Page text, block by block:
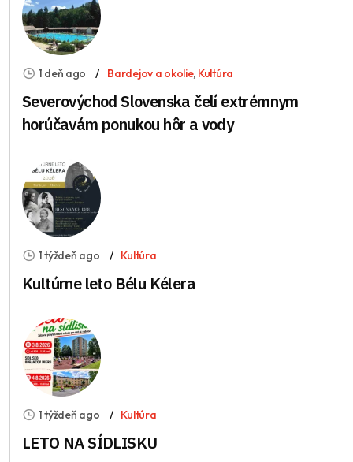
1 deň ago Bardejov a okolie, Kultúra
Severovýchod Slovenska čelí extrémnym
horúčavám ponukou hôr a vody
1 týždeň ago Kultúra
Kultúrne leto Bélu Kélera
1 týždeň ago Kultúra
LETO NA SÍDLISKU